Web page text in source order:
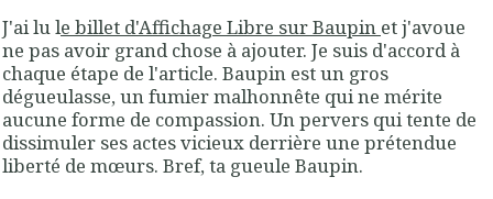
J'ai lu le billet d'Affichage Libre sur Baupin et j'avoue
ne pas avoir grand chose à ajouter. Je suis d'accord à
chaque étape de l'article. Baupin est un gros
dégueulasse, un fumier malhonnête qui ne mérite
aucune forme de compassion. Un pervers qui tente de
dissimuler ses actes vicieux derrière une prétendue
liberté de mœurs. Bref, ta gueule Baupin.